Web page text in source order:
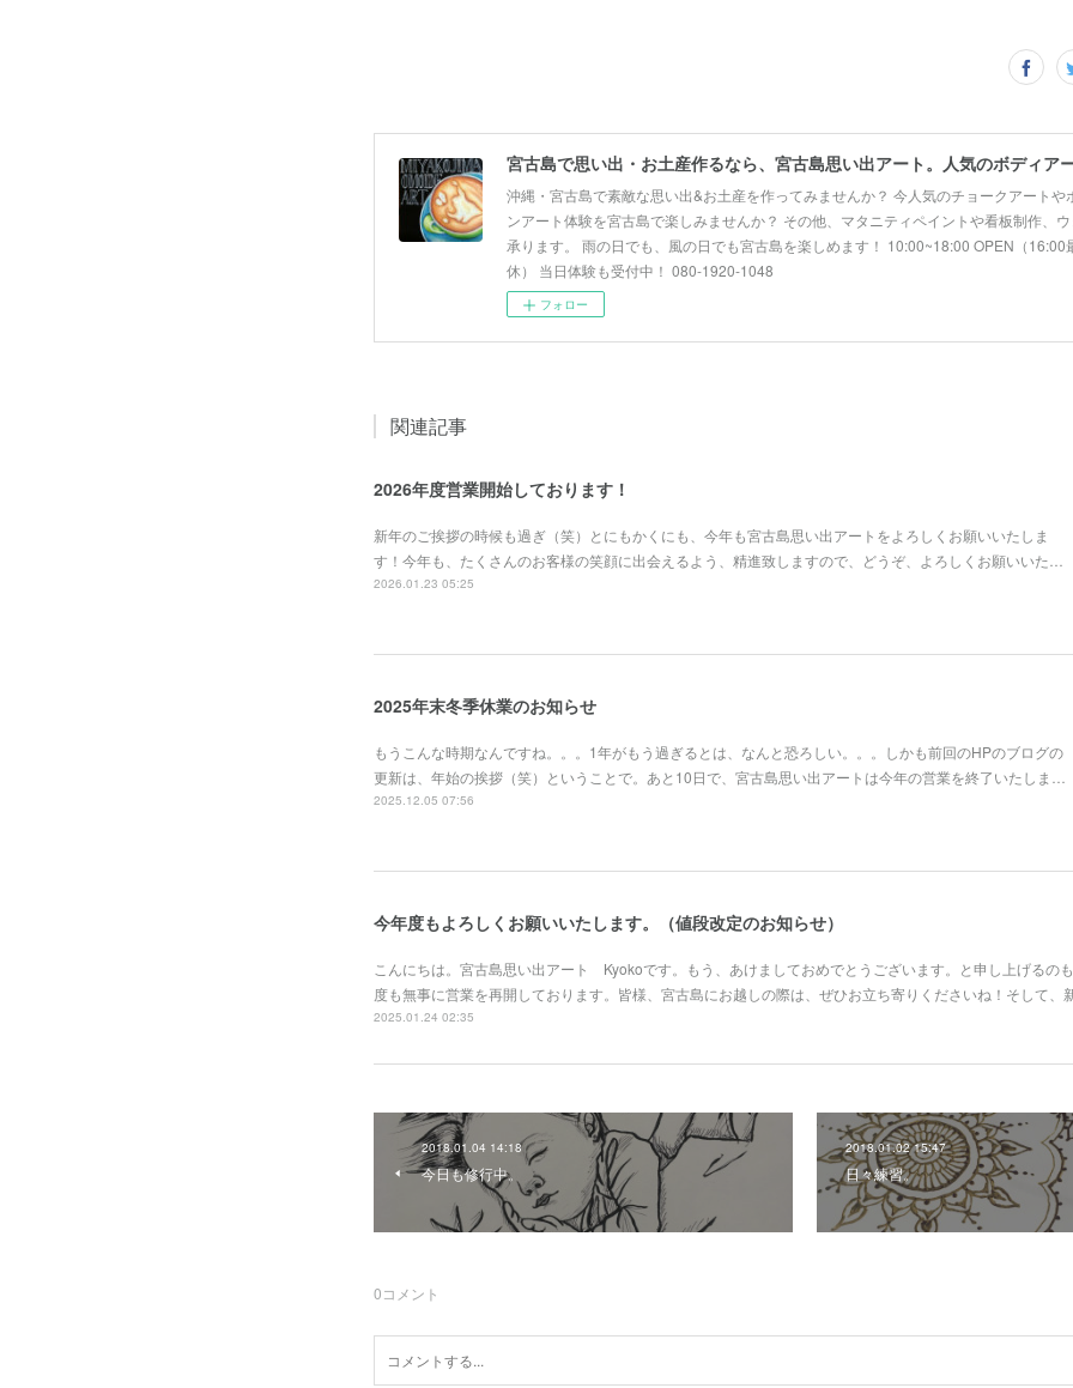
沖縄・宮古島で素敵な思い出&お土産を作ってみませんか？ 今人気のチョークアートや
ンアート体験を宮古島で楽しみませんか？ その他、マタニティペイントや看板制作、
承ります。 雨の日でも、風の日でも宮古島を楽しめます！ 10:00~18:00 OPEN（16:00
休） 当日体験も受付中！ 080-1920-1048
フォロー
関連記事
2026年度営業開始しております！
新年のご挨拶の時候も過ぎ（笑）とにもかくにも、今年も宮古島思い出アートをよろしくお願いいたしま
す！今年も、たくさんのお客様の笑顔に出会えるよう、精進致しますので、どうぞ、よろしくお願いいた…
2026.01.23 05:25
2025年末冬季休業のお知らせ
もうこんな時期なんですね。。。1年がもう過ぎるとは、なんと恐ろしい。。。しかも前回のHPのブログの
更新は、年始の挨拶（笑）ということで。あと10日で、宮古島思い出アートは今年の営業を終了いたしま…
2025.12.05 07:56
今年度もよろしくお願いいたします。（値段改定のお知らせ）
こんにちは。宮古島思い出アート Kyokoです。もう、あけましておめでとうございます。と申し上げるの
度も無事に営業を再開しております。皆様、宮古島にお越しの際は、ぜひお立ち寄りくださいね！そして、
2025.01.24 02:35
2018.01.04 14:18
今日も修行中。
2018.01.02 15:47
日々練習。
0コメント